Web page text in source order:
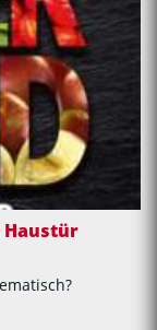
Haustür